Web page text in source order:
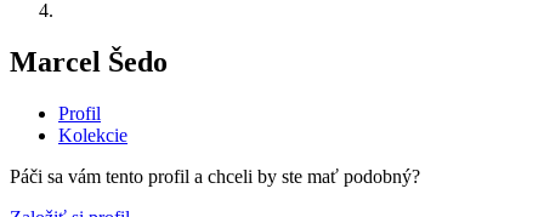
Marcel Šedo
Profil
Kolekcie
Páči sa vám tento profil a chceli by ste mať podobný?